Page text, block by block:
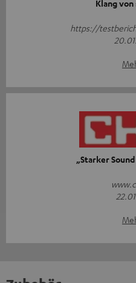
Klang
https://
„Starker